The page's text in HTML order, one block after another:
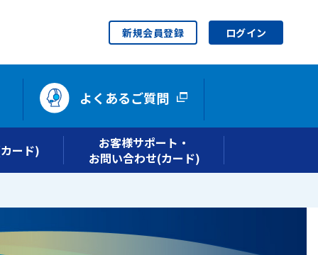
新規会員登録 ログイン
よくあるご質問
ード)
お客様サポート・
お問い合わせ(カード)